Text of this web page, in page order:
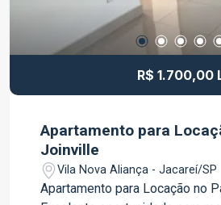
e agende uma visita!
R$ 1.700,00
Apartamento para
Joinville
Vila Nova Aliança - Jacareí/SP
Apartamento para Locação no